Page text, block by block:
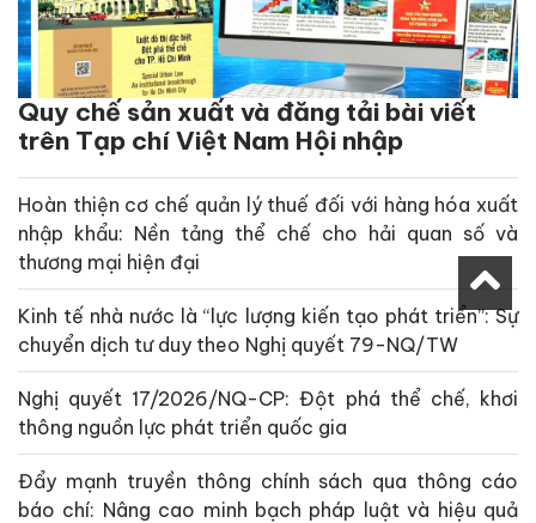
Quy chế sản xuất và đăng tải bài viết
trên Tạp chí Việt Nam Hội nhập
Hoàn thiện cơ chế quản lý thuế đối với hàng hóa xuất
nhập khẩu: Nền tảng thể chế cho hải quan số và
thương mại hiện đại
Kinh tế nhà nước là “lực lượng kiến tạo phát triển”: Sự
chuyển dịch tư duy theo Nghị quyết 79-NQ/TW
Nghị quyết 17/2026/NQ-CP: Đột phá thể chế, khơi
thông nguồn lực phát triển quốc gia
Đẩy mạnh truyền thông chính sách qua thông cáo
báo chí: Nâng cao minh bạch pháp luật và hiệu quả